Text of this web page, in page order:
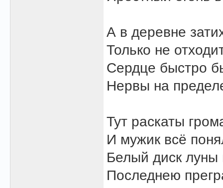
А в деревне
Только не
Сердце быстро
Нервы на
Тут раскаты
И мужик всё
Белый диск луны
Последнею